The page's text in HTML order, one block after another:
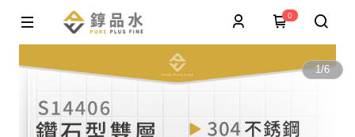
0
1/6